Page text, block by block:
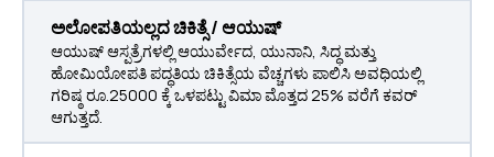
ಅಲೋಪತಿಯಲ್ಲದ ಚಿಕಿತ್ಸೆ / ಆಯುಷ್
ಆಯುಷ್ ಆಸ್ಪತ್ರೆಗಳಲ್ಲಿ ಆಯುರ್ವೇದ, ಯುನಾನಿ, ಸಿದ್ಧ ಮತ್ತು
ಹೋಮಿಯೋಪತಿ ಪದ್ಧತಿಯ ಚಿಕಿತ್ಸೆಯ ವೆಚ್ಚಗಳು ಪಾಲಿಸಿ ಅವಧಿಯಲ್ಲಿ
ಗರಿಷ್ಠ ರೂ.25000 ಕ್ಕೆ ಒಳಪಟ್ಟು ವಿಮಾ ಮೊತ್ತದ 25% ವರೆಗೆ ಕವರ್
ಆಗುತ್ತದೆ.